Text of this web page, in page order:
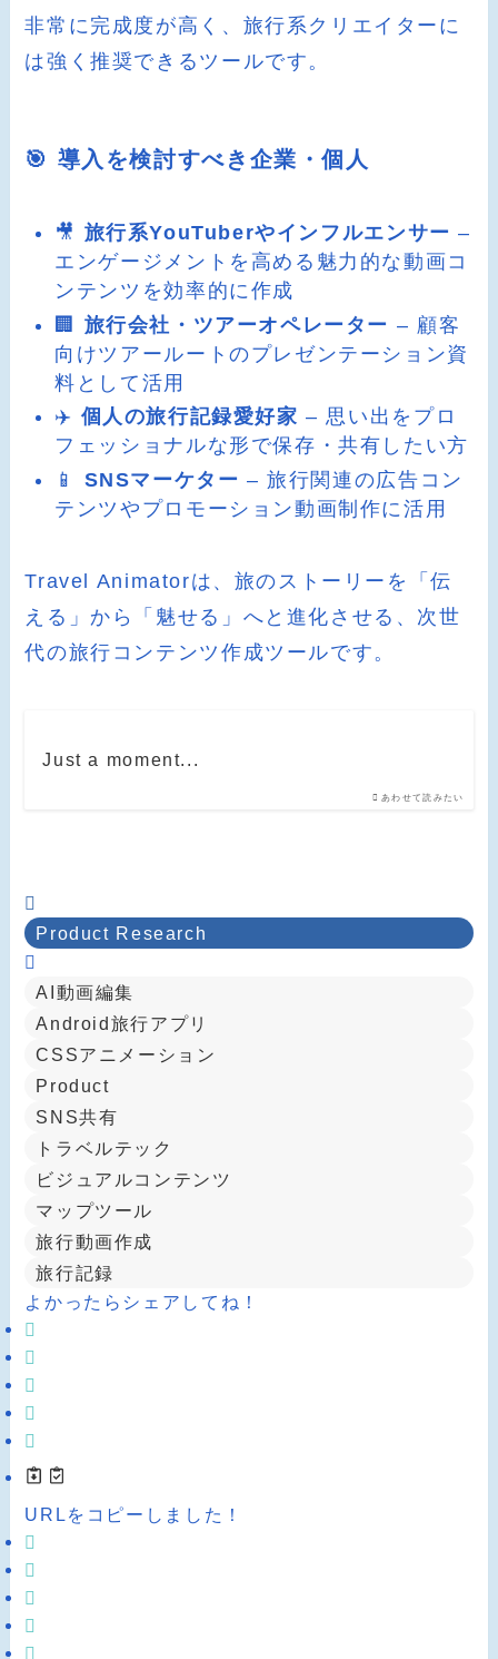
非常に完成度が高く、旅行系クリエイターに
は強く推奨できるツールです。
🎯 導入を検討すべき企業・個人
🎥 旅行系YouTuberやインフルエンサー –
エンゲージメントを高める魅力的な動画コ
ンテンツを効率的に作成
🏢 旅行会社・ツアーオペレーター – 顧客
向けツアールートのプレゼンテーション資
料として活用
✈️ 個人の旅行記録愛好家 – 思い出をプロ
フェッショナルな形で保存・共有したい方
📱 SNSマーケター – 旅行関連の広告コン
テンツやプロモーション動画制作に活用
Travel Animatorは、旅のストーリーを「伝
える」から「魅せる」へと進化させる、次世
代の旅行コンテンツ作成ツールです。
あわせて読みたい
Just a moment...
Product Research
AI動画編集
Android旅行アプリ
CSSアニメーション
Product
SNS共有
トラベルテック
ビジュアルコンテンツ
マップツール
旅行動画作成
旅行記録
よかったらシェアしてね！
URLをコピーしました！